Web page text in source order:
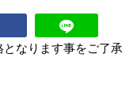
なります事をご了承